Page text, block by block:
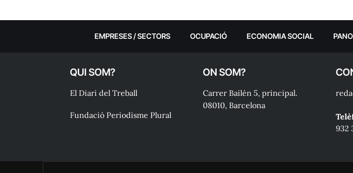
EMPRESES / SECTORS OCUPACIÓ ECONOMIA SOCIAL
QUI SOM?
El Diari del Treball
Fundació Periodisme Plural
ON SOM?
Carrer Bailén 5, principal.
08010, Barcelona
932